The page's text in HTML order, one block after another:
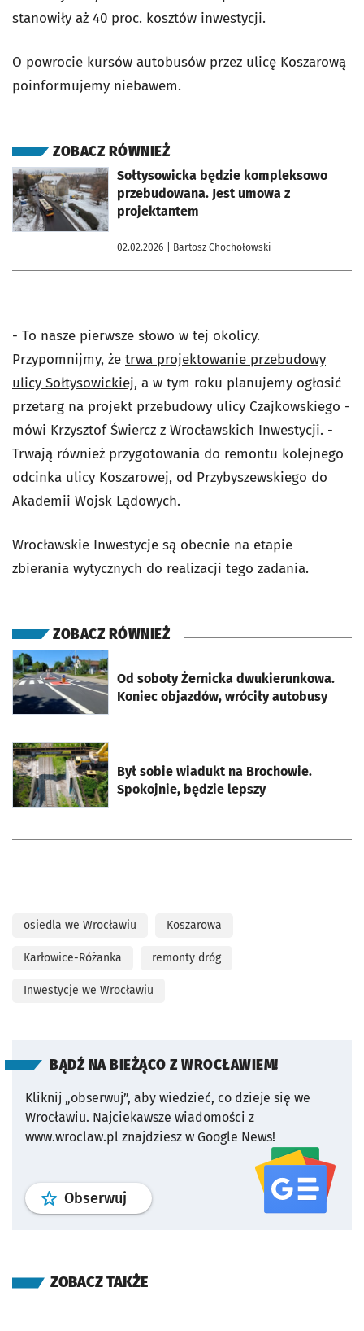
stanowiły aż 40 proc. kosztów inwestycji.
O powrocie kursów autobusów przez ulicę Koszarową
poinformujemy niebawem.
ZOBACZ RÓWNIEŻ
Sołtysowicka będzie kompleksowo
przebudowana. Jest umowa z
projektantem
02.02.2026 | Bartosz Chochołowski
otworzy się w nowej karcie
- To nasze pierwsze słowo w tej okolicy.
Przypomnijmy, że trwa projektowanie przebudowy
ulicy Sołtysowickiej, a w tym roku planujemy ogłosić
przetarg na projekt przebudowy ulicy Czajkowskiego -
mówi Krzysztof Świercz z Wrocławskich Inwestycji. -
Trwają również przygotowania do remontu kolejnego
odcinka ulicy Koszarowej, od Przybyszewskiego do
Akademii Wojsk Lądowych.
Wrocławskie Inwestycje są obecnie na etapie
zbierania wytycznych do realizacji tego zadania.
ZOBACZ RÓWNIEŻ
Od soboty Żernicka dwukierunkowa.
Koniec objazdów, wróciły autobusy
otworzy się w nowej karcie
Był sobie wiadukt na Brochowie.
Spokojnie, będzie lepszy
otworzy się w nowej karcie
osiedla we Wrocławiu Koszarowa
Karłowice-Różanka remonty dróg
Inwestycje we Wrocławiu
BĄDŹ NA BIEŻĄCO Z WROCŁAWIEM!
Kliknij „obserwuj”, aby wiedzieć, co dzieje się we
Wrocławiu. Najciekawsze wiadomości z
www.wroclaw.pl znajdziesz w Google News!
Obserwuj profil serwisu
ZOBACZ TAKŻE